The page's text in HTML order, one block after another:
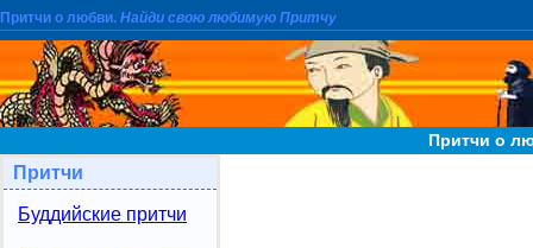
Притчи о любви. Найди свою любимую Притчу
Притчи о
Притчи
Буддийские притчи